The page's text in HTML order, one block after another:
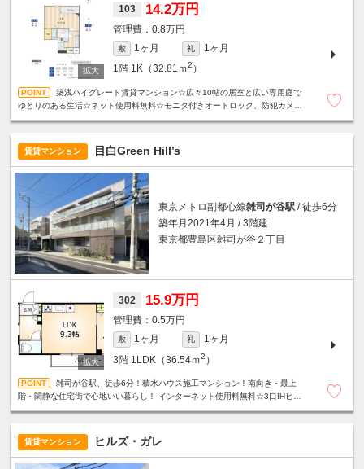
103 14.2万円
0.8万円
敷 1ヶ月 礼
1ヶ月
1階 1K（32.81ｍ2 ）
築浅ハイグレード賃貸マンション☆広々10帖の居室と広い専用庭で
ゆとりのある生活☆ネット使用料無料☆モニタ付きオートロック、防犯カメ
賃貸マンション 目白Green Hill’s
東京メトロ副都心線雑司が谷駅 / 徒歩6分
築年月2021年4月 / 3階建
東京都豊島区雑司が谷２丁目
302 15.9万円
0.5万円
敷 1ヶ月 礼
1ヶ月
3階 1LDK（36.54ｍ2 ）
雑司が谷駅、徒歩6分！積水ハウス施工マンション！南向き・最上
階・閑静な住宅街で心地いい暮らし！ インターネット使用料無料☆3口IHヒー
賃貸マンション ヒルズ・ガレ